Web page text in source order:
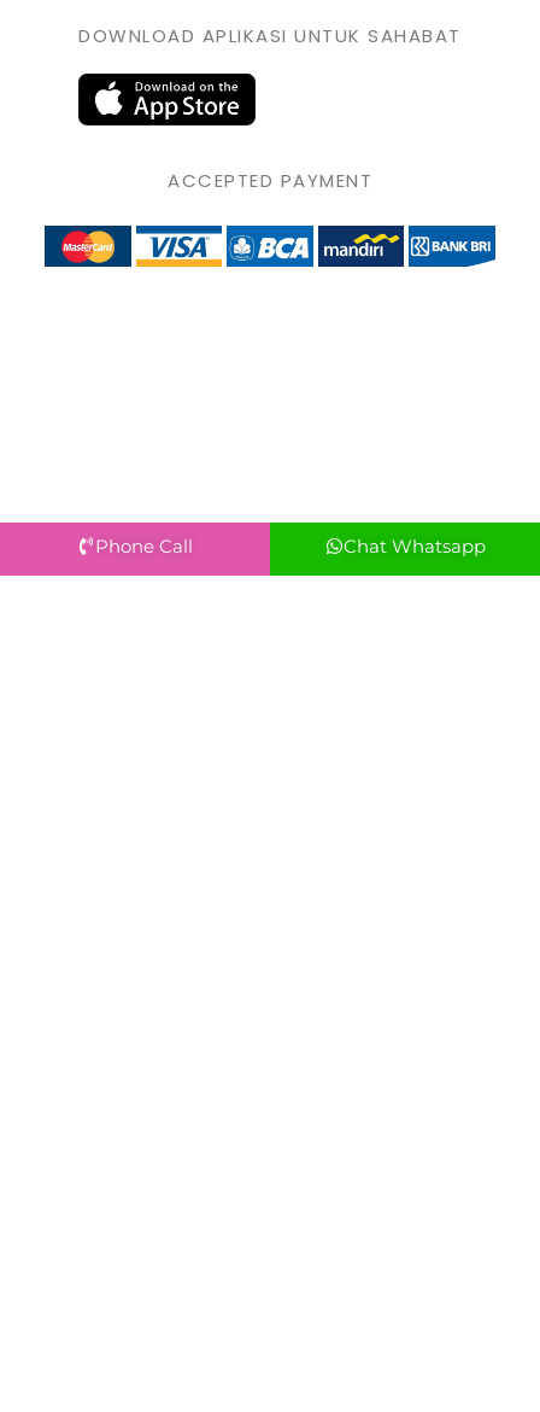
DOWNLOAD APLIKASI UNTUK SAHABAT
ACCEPTED PAYMENT
Phone Call Chat Whatsapp